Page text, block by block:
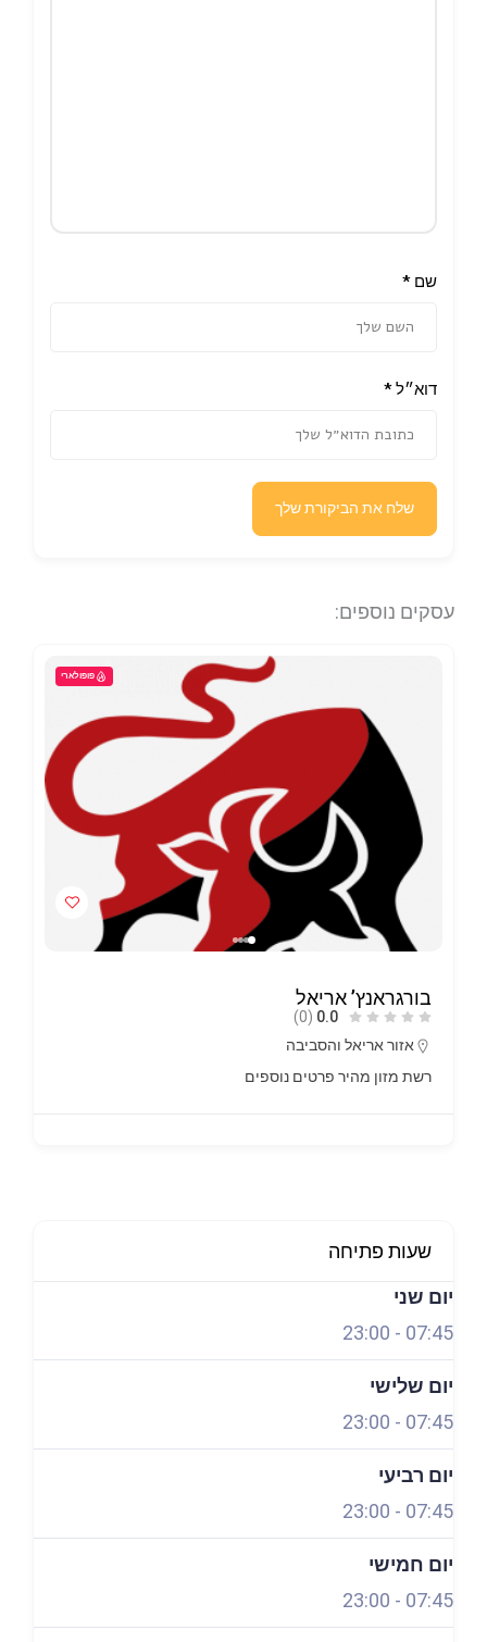
שם*
דוא״ל*
שלח את הביקורת שלך
עסקים נוספים:
פופולארי
בורגראנץ’ אריאל
0.0
(0)
אזור אריאל והסביבה
רשת מזון מהיר פרטים נוספים
שעות פתיחה
יום שני
07:45
-
23:00
יום שלישי
07:45
-
23:00
יום רביעי
07:45
-
23:00
יום חמישי
07:45
-
23:00